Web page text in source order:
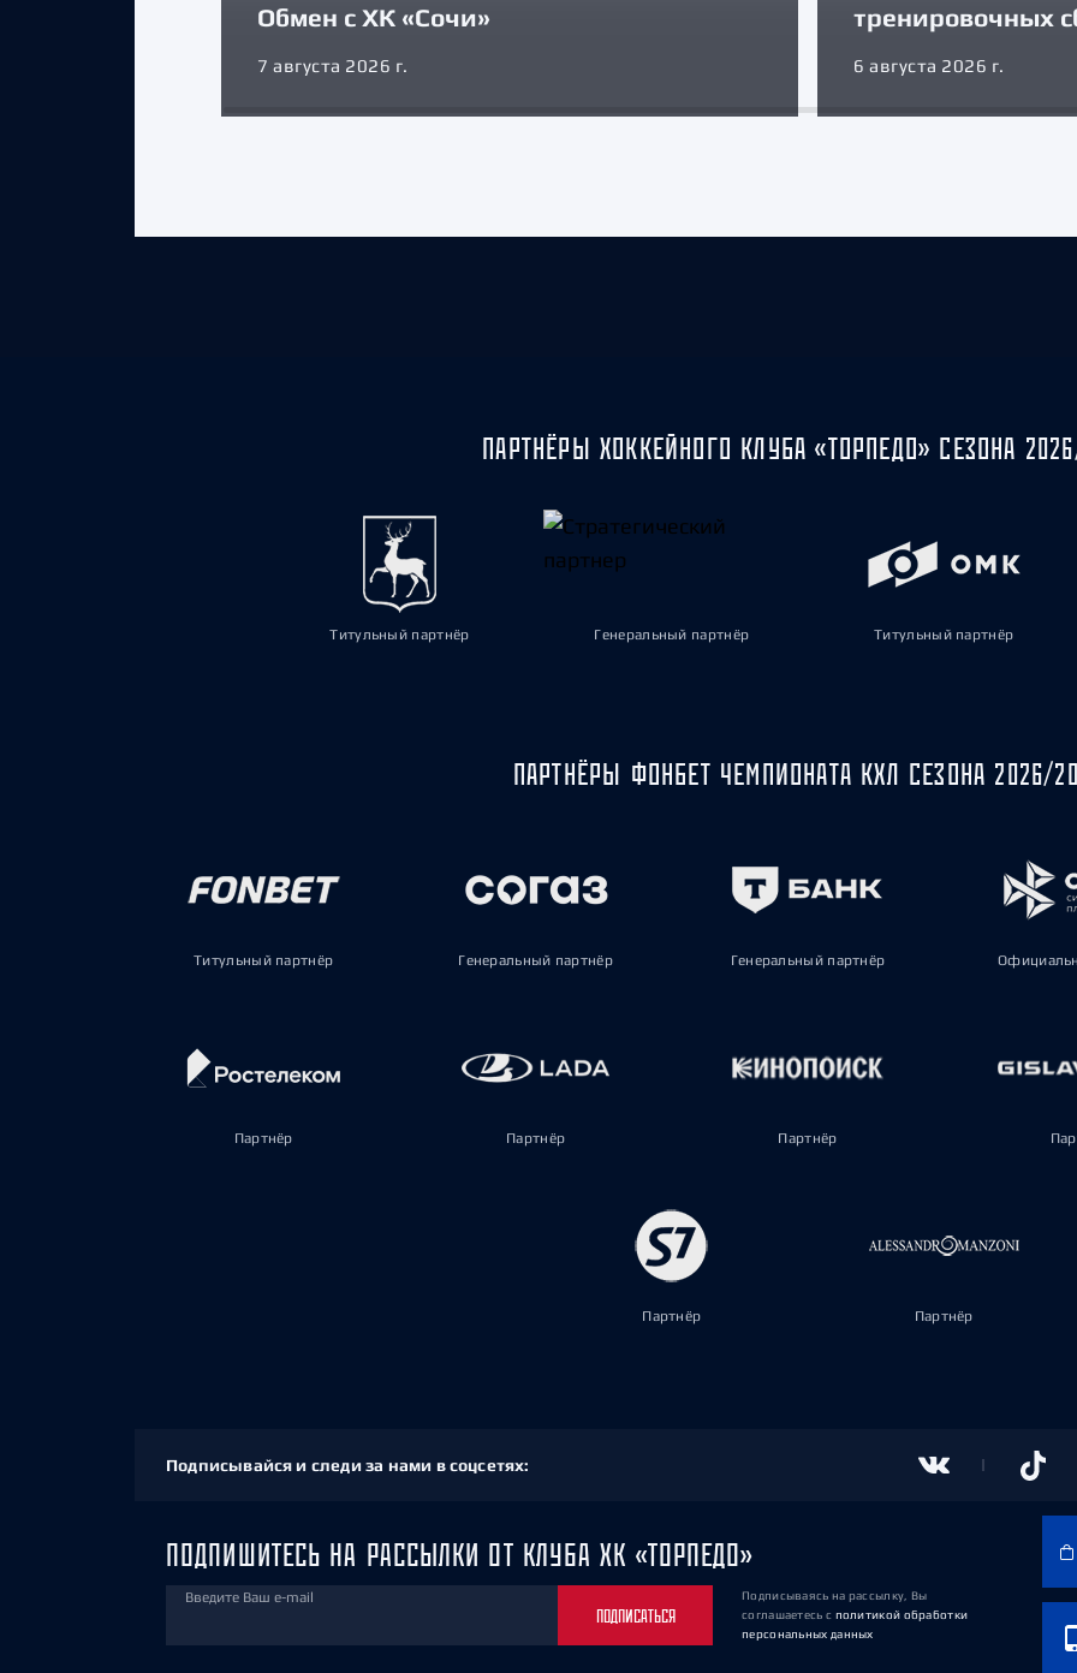
Обмен с ХК «Сочи»
7 августа 2026 г.
тренировочных
6 августа 2026 г.
ПАРТНЁРЫ ХОККЕЙНОГО КЛУБА «ТОРПЕДО» СЕЗОНА
Титульный партнёр Генеральный партнёр Титульный партнёр
ПАРТНЁРЫ ФОНБЕТ ЧЕМПИОНАТА КХЛ СЕЗОНА 2026/
Титульный партнёр Генеральный партнёр Генеральный партнёр
Партнёр Партнёр Партнёр
Партнёр Партнёр
Подписывайся и следи за нами в соцсетях:
ПОДПИШИТЕСЬ НА РАССЫЛКИ ОТ КЛУБА ХК «ТОРПЕДО»
Введите Ваш e-mail
ПОДПИСАТЬСЯ
Подписываясь на рассылку, Вы
соглашаетесь с политикой обработки
персональных данных